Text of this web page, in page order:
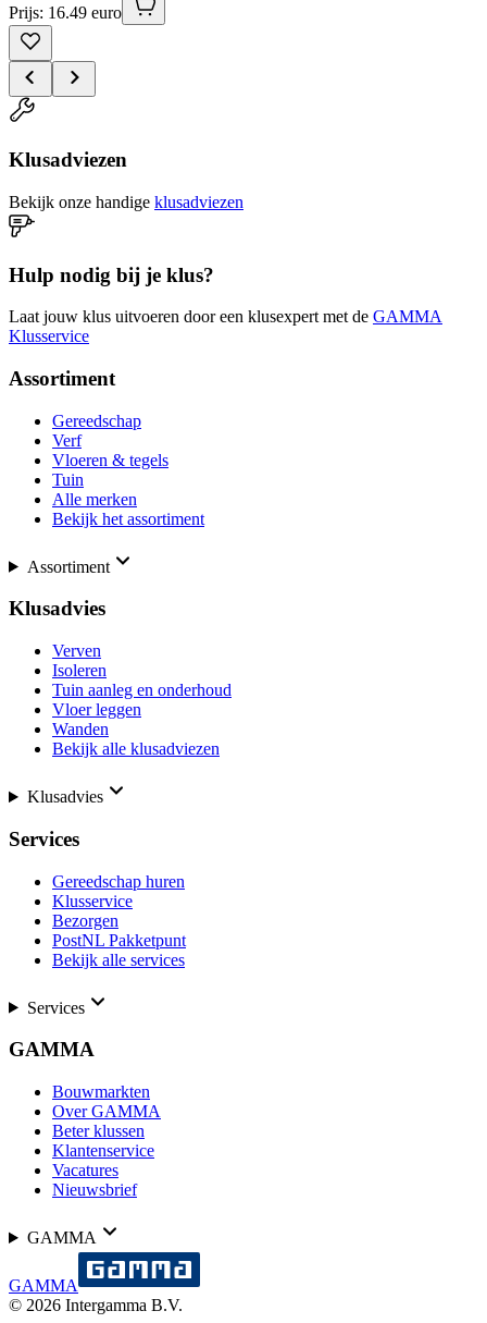
Prijs: 16.49 euro
Klusadviezen
Bekijk onze handige klusadviezen
Hulp nodig bij je klus?
Laat jouw klus uitvoeren door een klusexpert met de GAMMA
Klusservice
Assortiment
Gereedschap
Verf
Vloeren & tegels
Tuin
Alle merken
Bekijk het assortiment
Assortiment
Klusadvies
Verven
Isoleren
Tuin aanleg en onderhoud
Vloer leggen
Wanden
Bekijk alle klusadviezen
Klusadvies
Services
Gereedschap huren
Klusservice
Bezorgen
PostNL Pakketpunt
Bekijk alle services
Services
GAMMA
Bouwmarkten
Over GAMMA
Beter klussen
Klantenservice
Vacatures
Nieuwsbrief
GAMMA
GAMMA
© 2026 Intergamma B.V.